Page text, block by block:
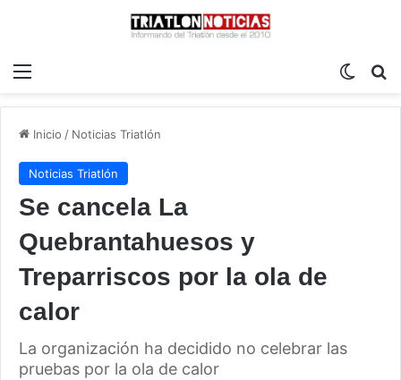
Inicio / Noticias Triatlón
Noticias Triatlón
Se cancela La
Quebrantahuesos y
Treparriscos por la ola de
calor
La organización ha decidido no celebrar las
pruebas por la ola de calor